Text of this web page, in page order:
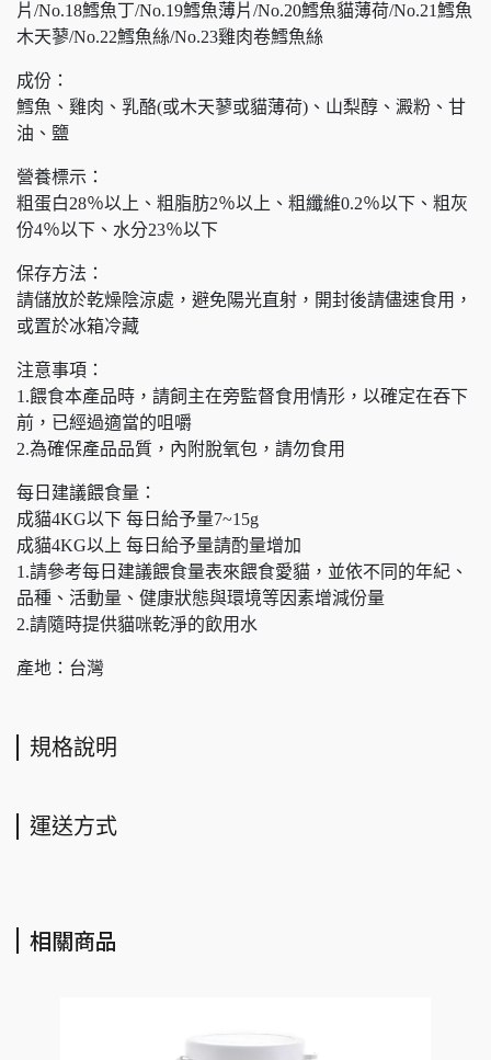
片/No.18鱈魚丁/No.19鱈魚薄片/No.20鱈魚貓薄荷/No.21鱈魚
木天蓼/No.22鱈魚絲/No.23雞肉卷鱈魚絲
成份：
鱈魚、雞肉、乳酪(或木天蓼或貓薄荷)、山梨醇、澱粉、甘
油、鹽
營養標示：
粗蛋白28％以上、粗脂肪2％以上、粗纖維0.2％以下、粗灰
份4％以下、水分23％以下
保存方法：
請儲放於乾燥陰涼處，避免陽光直射，開封後請儘速食用，
或置於冰箱冷藏
注意事項：
1.餵食本產品時，請飼主在旁監督食用情形，以確定在吞下
前，已經過適當的咀嚼
2.為確保產品品質，內附脫氧包，請勿食用
每日建議餵食量：
成貓4KG以下 每日給予量7~15g
成貓4KG以上 每日給予量請酌量增加
1.請參考每日建議餵食量表來餵食愛貓，並依不同的年紀、
品種、活動量、健康狀態與環境等因素增減份量
2.請隨時提供貓咪乾淨的飲用水
產地：台灣
規格說明
運送方式
相關商品